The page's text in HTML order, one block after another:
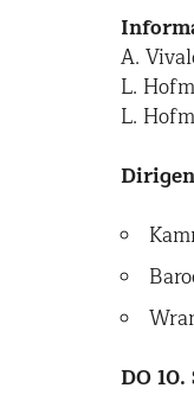
A.
L.
L.
DO